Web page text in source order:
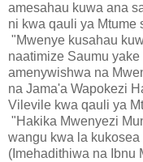
amesahau kuwa ana
ni kwa qauli ya Mtume
"Mwenye kusahau
naatimize Saumu
amenywishwa na
na Jama'a Wapokezi
Vilevile kwa qauli ya
"Hakika Mwenyezi
wangu kwa la
(Imehadithiwa na Ibnu